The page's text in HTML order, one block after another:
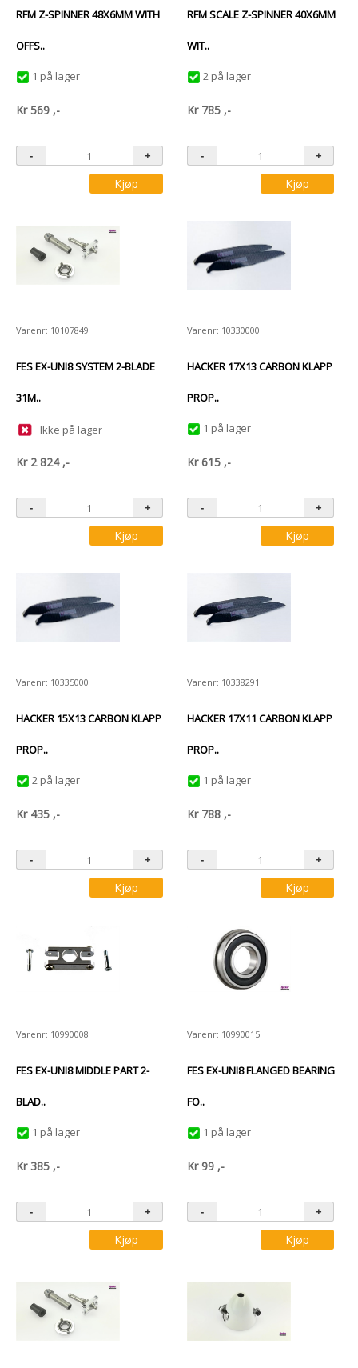
RFM Z-SPINNER 48X6MM WITH
OFFS..
1 på lager
Kr569 ,-
Kjøp
RFM SCALE Z-SPINNER 40X6MM
WIT..
2 på lager
Kr 785 ,-
Kjøp
Varenr: 10107849
FES EX-UNI8 SYSTEM 2-BLADE
31M..
Ikke på lager
Kr 2 824 ,-
Kjøp
Varenr: 10330000
HACKER 17X13 CARBON KLAPP
PROP..
1 på lager
Kr615 ,-
Kjøp
Varenr: 10335000
HACKER 15X13 CARBON KLAPP
PROP..
2 på lager
Kr 435 ,-
Kjøp
Varenr: 10338291
HACKER 17X11 CARBON KLAPP
PROP..
1 på lager
Kr 788 ,-
Kjøp
Varenr: 10990008
FES EX-UNI8 MIDDLE PART 2-
BLAD..
1 på lager
Kr385 ,-
Kjøp
Varenr: 10990015
FES EX-UNI8 FLANGED BEARING
FO..
1 på lager
Kr 99 ,-
Kjøp